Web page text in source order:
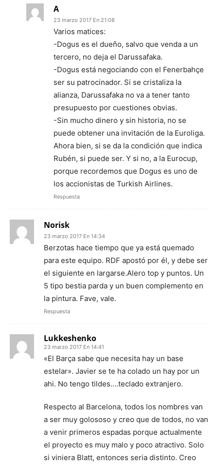
A
23 marzo 2017 En 21:08
Varios matices:
-Dogus es el dueño, salvo que venda a un
tercero, no deja el Darussafaka.
-Dogus está negociando con el Fenerbahçe
ser su patrocinador. Si se cristaliza la
alianza, Darussafaka no va a tener tanto
presupuesto por cuestiones obvias.
-Sin mucho dinero y sin historia, no se
puede obtener una invitación de la Euroliga.
Ahora bien, si se da la condición que indica
Rubén, si puede ser. Y si no, a la Eurocup,
porque recordemos que Dogus es uno de
los accionistas de Turkish Airlines.
Respuesta
Norisk
23 marzo 2017 En 14:34
Berzotas hace tiempo que ya está quemado
para este equipo. RDF apostó por él, y debe ser
el siguiente en largarse.Alero top y puntos. Un
5 tipo bestia parda y un buen complemento en
la pintura. Fave, vale.
Respuesta
Lukkeshenko
23 marzo 2017 En 14:41
«El Barça sabe que necesita hay un base
estelar». Javier se te ha colado un hay por un
ahi. No tengo tildes….teclado extranjero.
Respecto al Barcelona, todos los nombres van
a ser muy golososo y creo que de todos, no van
a venir primeros espadas porque actualmente
el proyecto es muy malo y poco atractivo. Solo
si viniera Blatt, entonces seria distinto. Creo